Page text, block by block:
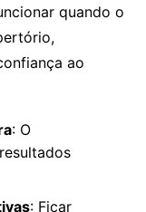
quando o
ao
: O
: Ficar